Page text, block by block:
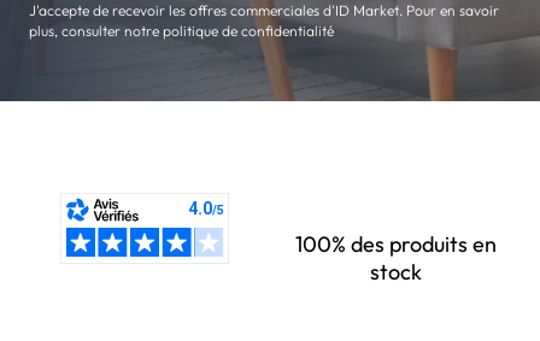
J'accepte de recevoir les offres commerciales d'ID Market. Pour en savoir
plus, consulter notre politique de confidentialité
100% des produits en
stock